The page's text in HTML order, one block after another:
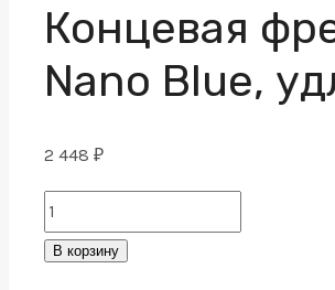
Концевая
Nano Blue,
2 448 ₽
Концевая
фреза
В корзину